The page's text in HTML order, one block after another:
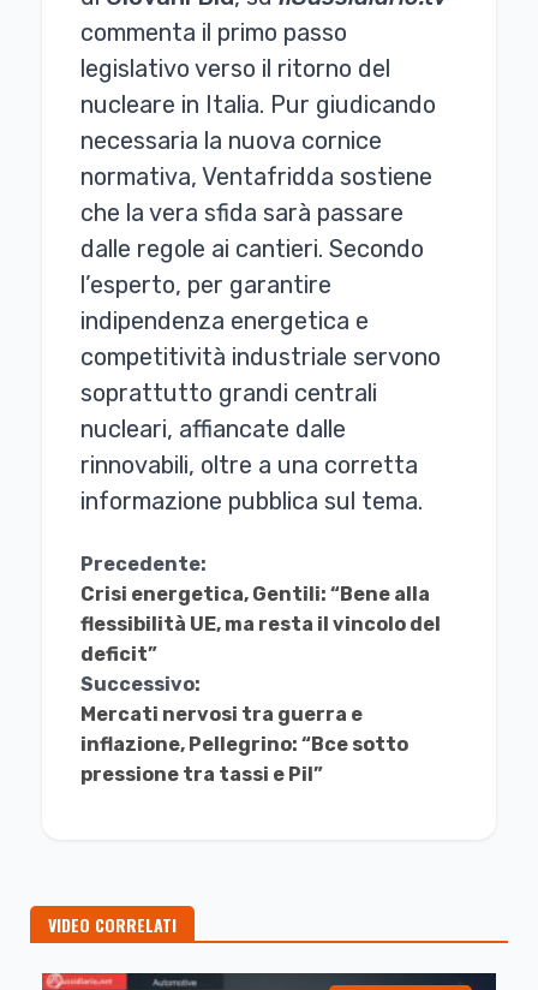
commenta il primo passo
legislativo verso il ritorno del
nucleare in Italia. Pur giudicando
necessaria la nuova cornice
normativa, Ventafridda sostiene
che la vera sfida sarà passare
dalle regole ai cantieri. Secondo
l’esperto, per garantire
indipendenza energetica e
competitività industriale servono
soprattutto grandi centrali
nucleari, affiancate dalle
rinnovabili, oltre a una corretta
informazione pubblica sul tema.
Continua
a
Leggere
Precedente:
Crisi energetica, Gentili: “Bene alla
flessibilità UE, ma resta il vincolo del
deficit”
Successivo:
Mercati nervosi tra guerra e
inflazione, Pellegrino: “Bce sotto
pressione tra tassi e Pil”
VIDEO CORRELATI